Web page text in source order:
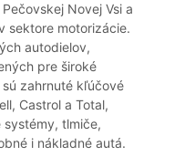
Novej Vsi a
sektore motorizácie.
autodielov,
pre široké
zahrnuté kľúčové
Castrol a Total,
tlmiče,
i nákladné autá.